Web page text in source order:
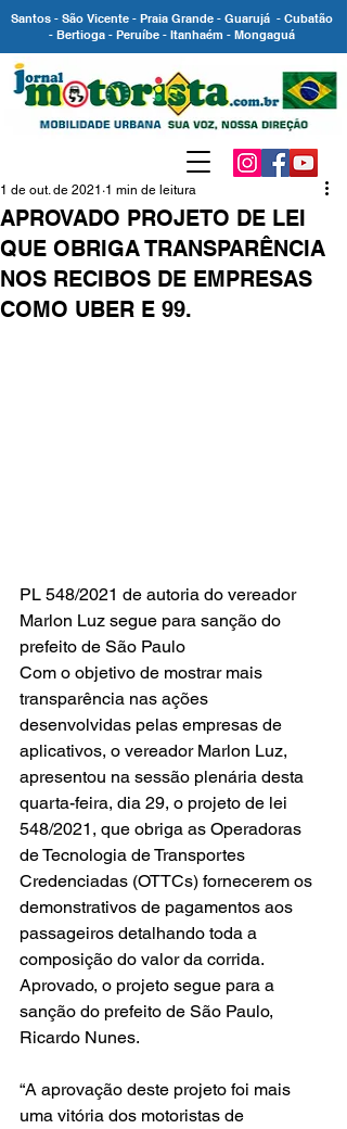
Santos - São Vicente - Praia Grande - Guarujá - Cubatão
- Bertioga - Peruíbe - Itanhaém - Mongaguá
APROVADO PROJETO DE LEI
QUE OBRIGA TRANSPARÊNCIA
NOS RECIBOS DE EMPRESAS
COMO UBER E 99.
1 de out. de 2021 1 min de leitura
PL 548/2021 de autoria do vereador
Marlon Luz segue para sanção do
prefeito de São Paulo
Com o objetivo de mostrar mais
transparência nas ações
desenvolvidas pelas empresas de
aplicativos, o vereador Marlon Luz,
apresentou na sessão plenária desta
quarta-feira, dia 29, o projeto de lei
548/2021, que obriga as Operadoras
de Tecnologia de Transportes
Credenciadas (OTTCs) fornecerem os
demonstrativos de pagamentos aos
passageiros detalhando toda a
composição do valor da corrida.
Aprovado, o projeto segue para a
sanção do prefeito de São Paulo,
Ricardo Nunes.
“A aprovação deste projeto foi mais
uma vitória dos motoristas de